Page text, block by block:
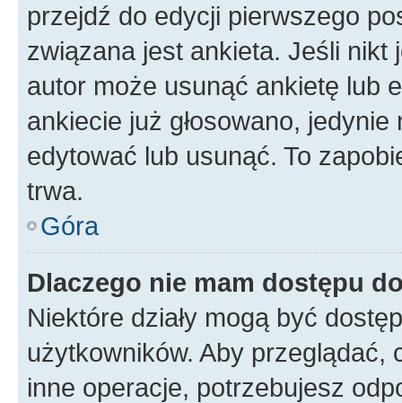
przejdź do edycji pierwszego
związana jest ankieta. Jeśli nikt
autor może usunąć ankietę lub
ankiecie już głosowano,
edytować lub usunąć. To
trwa.
Góra
Dlaczego nie mam dostępu
Niektóre działy mogą być
użytkowników. Aby
inne operacje, potrzebujesz